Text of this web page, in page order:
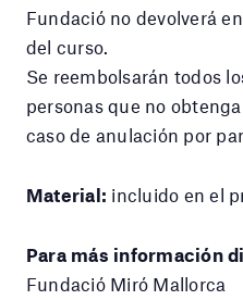
Fundació no devolverá
del curso.
Se reembolsarán todos
personas que no
caso de anulación por
Material: incluido en el
Para más información
Fundació Miró Mallorca